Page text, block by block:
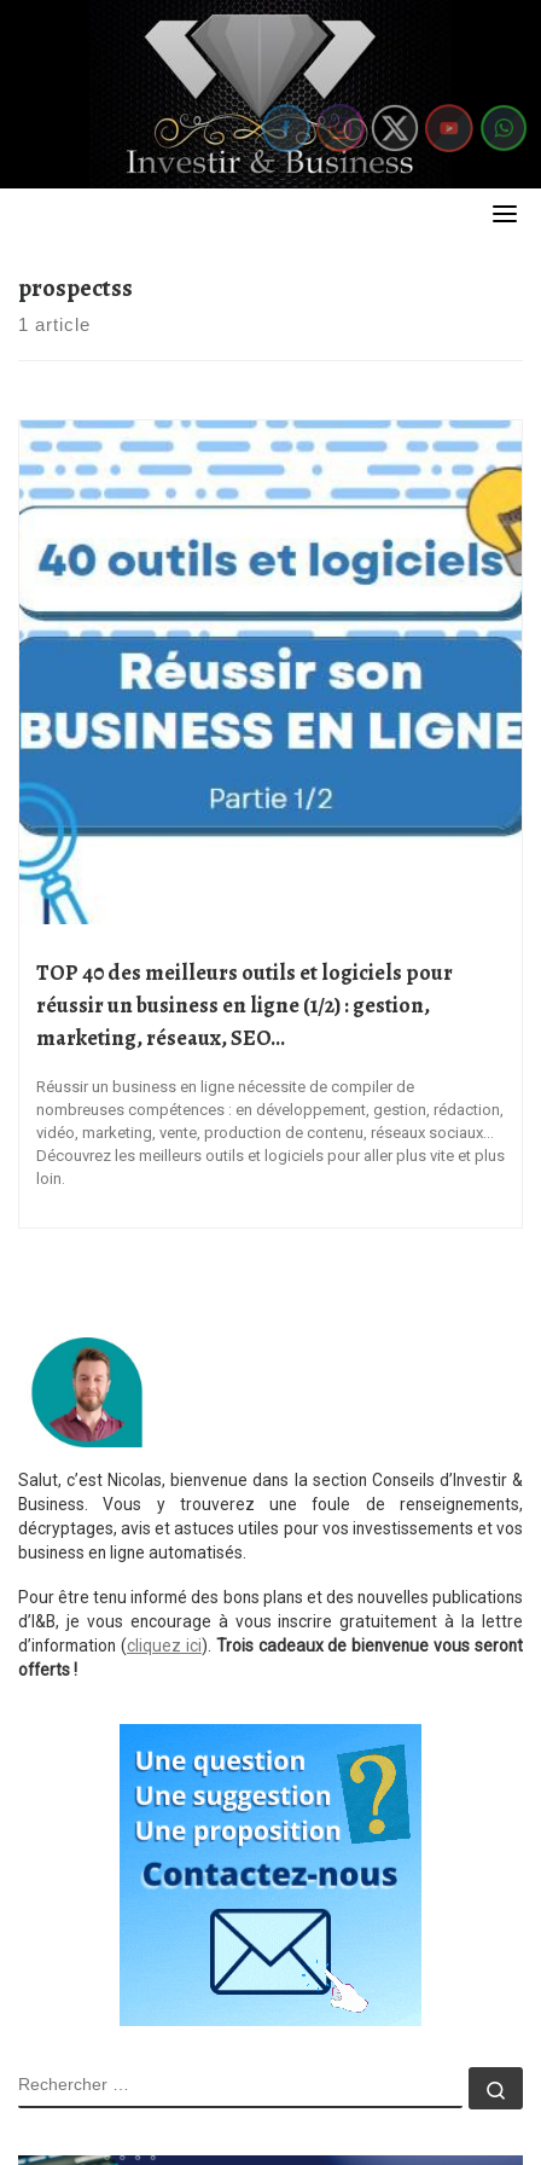
prospectss
1 article
TOP 40 des meilleurs outils et logiciels pour
réussir un business en ligne (1/2) : gestion,
marketing, réseaux, SEO…
Réussir un business en ligne nécessite de compiler de
nombreuses compétences : en développement, gestion, rédaction,
vidéo, marketing, vente, production de contenu, réseaux sociaux…
Découvrez les meilleurs outils et logiciels pour aller plus vite et plus
loin.
Salut, c’est Nicolas, bienvenue dans la section Conseils d’Investir &
Business. Vous y trouverez une foule de renseignements,
décryptages, avis et astuces utiles pour vos investissements et vos
business en ligne automatisés.
Pour être tenu informé des bons plans et des nouvelles publications
d’I&B, je vous encourage à vous inscrire gratuitement à la lettre
d’information (cliquez ici). Trois cadeaux de bienvenue vous seront
offerts !
RECHERCHER